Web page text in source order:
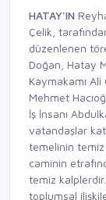
HATAY'IN
Çelik,
düzenlenen
Doğan, Hatay
Kaymakamı Ali
Mehmet
İş İnsanı
vatandaşlar
temelinin
caminin
temiz
toplumsal